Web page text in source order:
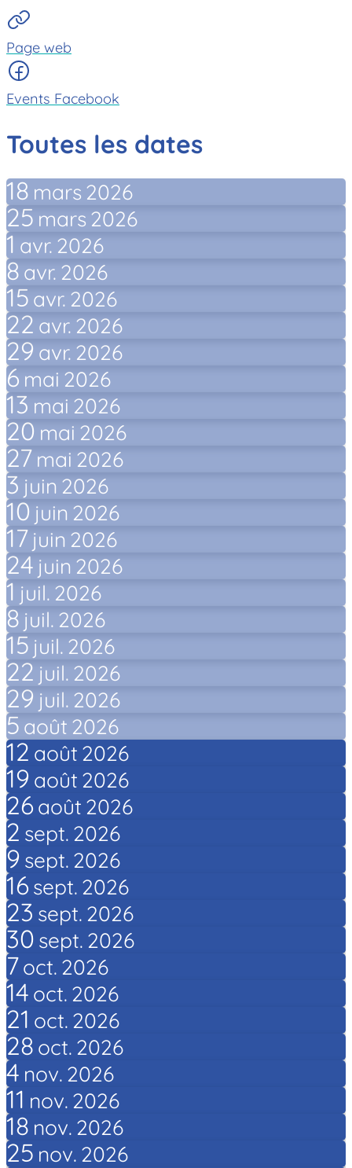
Page web
Events Facebook
Toutes les dates
18 mars 2026
25 mars2026
1 avr. 2026
8 avr. 2026
15 avr. 2026
22 avr. 2026
29 avr. 2026
6 mai 2026
13 mai 2026
20 mai 2026
27 mai 2026
3 juin 2026
10 juin 2026
17 juin 2026
24 juin 2026
1 juil. 2026
8 juil. 2026
15 juil. 2026
22 juil. 2026
29 juil. 2026
5 août 2026
12 août 2026
19 août 2026
26 août 2026
2 sept. 2026
9 sept. 2026
16 sept. 2026
23 sept. 2026
30 sept. 2026
7oct. 2026
14 oct. 2026
21 oct. 2026
28 oct. 2026
4 nov. 2026
11 nov. 2026
18 nov. 2026
25 nov. 2026